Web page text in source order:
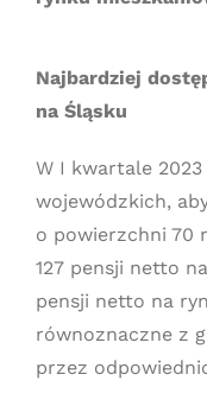
Najbardziej
na Śląsku
W I kwartale
wojewódzkich,
o powierzchni 70
127 pensji netto
pensji netto na
równoznaczne z
przez